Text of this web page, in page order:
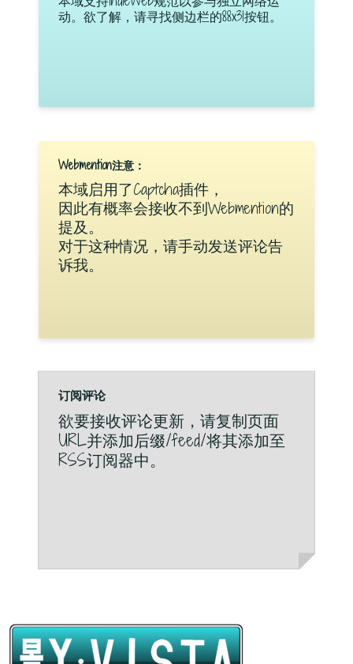
动。欲了解，请寻找侧边栏的88x31按钮。
Webmention注意：
本域启用了Captcha插件，
因此有概率会接收不到Webmention的
提及。
对于这种情况，请手动发送评论告
诉我。
订阅评论
欲要接收评论更新，请复制页面
URL并添加后缀/feed/将其添加至
RSS订阅器中。